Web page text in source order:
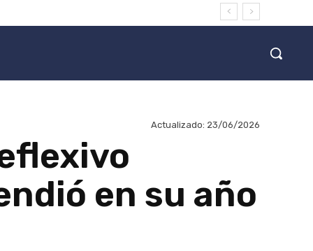
Actualizado: 23/06/2026
en su año